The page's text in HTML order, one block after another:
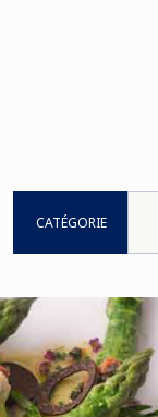
CATÉGORIE